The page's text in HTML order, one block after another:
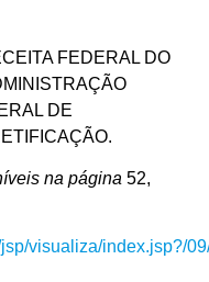
FEDERAL DO
DE
na página 52,
visualiza/index.jsp?/